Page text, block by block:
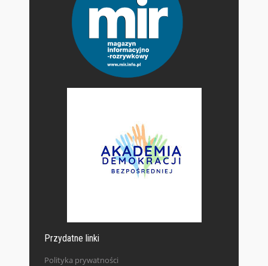
Przydatne linki
Polityka prywatności